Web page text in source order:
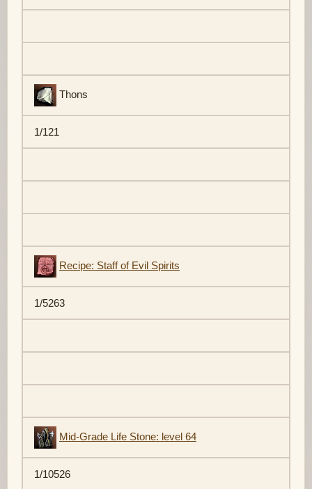
Thons
1/121
Recipe: Staff of Evil Spirits
1/5263
Mid-Grade Life Stone: level 64
1/10526